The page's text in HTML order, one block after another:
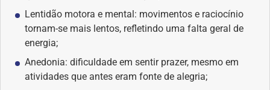
SUS
Urgências
Lentidão motora e mental: movimentos e raciocínio
tornam-se mais lentos, refletindo uma falta geral de
energia;
Anedonia: dificuldade em sentir prazer, mesmo em
atividades que antes eram fonte de alegria;